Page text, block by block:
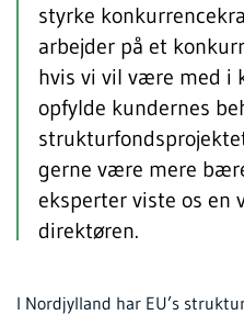
styrke
arbejder på et
hvis vi vil være med i
opfylde kundernes
gerne være mere
eksperter viste os en
direktøren.
I Nordjylland har EU’s